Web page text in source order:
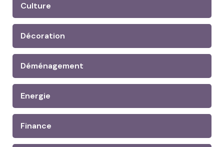
Culture
Décoration
Déménagement
Energie
Finance